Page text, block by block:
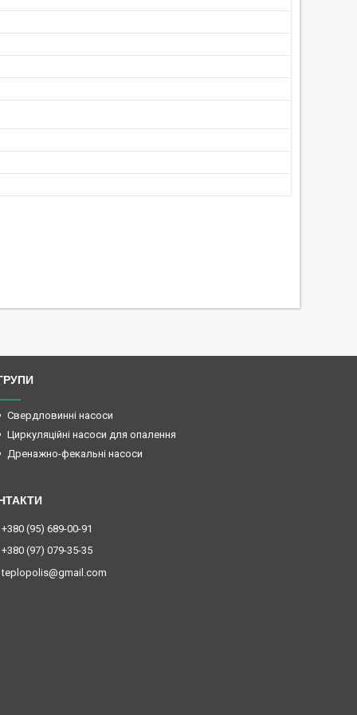
Свердловинні насоси
Циркуляційні насоси для опалення
Дренажно-фекальні насоси
+380 (95) 689-00-91
+380 (97) 079-35-35
teplopolis@gmail.com